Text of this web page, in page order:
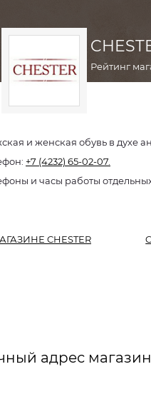
Рейтинг
Мужская и
+7 (4232) 65-02-07.
и часы работы
CHESTER
адрес